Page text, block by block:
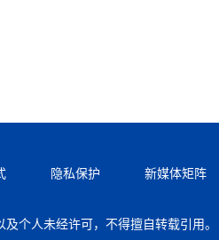
隐私保护 新媒体矩阵
个人未经许可，不得擅自转载引用。